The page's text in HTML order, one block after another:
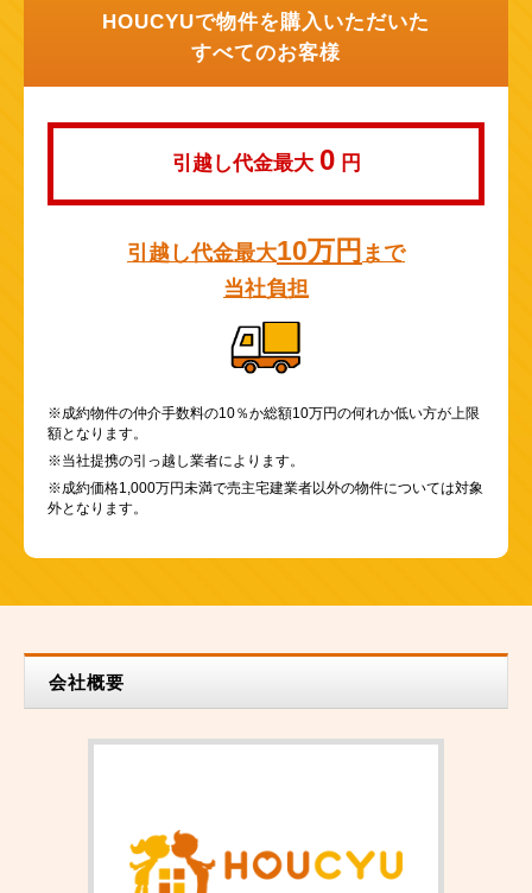
HOUCYUで物件を購入いただいた
すべてのお客様
引越し代金最大 0 円
引越し代金最大10万円 まで
当社負担
※成約物件の仲介手数料の10％か総額10万円の何れか低い方が上限
額となります。
※当社提携の引っ越し業者によります。
※成約価格1,000万円未満で売主宅建業者以外の物件については対象
外となります。
会社概要